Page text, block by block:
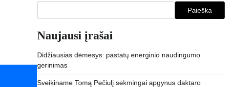
Paieška
Naujausi įrašai
Didžiausias dėmesys: pastatų energinio naudingumo
gerinimas
Sveikiname Tomą Pečiulį sėkmingai apgynus daktaro